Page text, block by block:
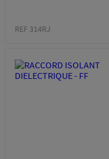
REF 314RJ